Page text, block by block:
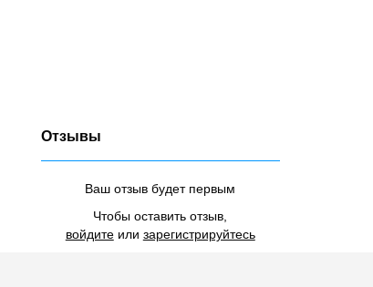
Отзывы
Ваш отзыв будет первым
Чтобы оставить отзыв,
войдитеили зарегистрируйтесь